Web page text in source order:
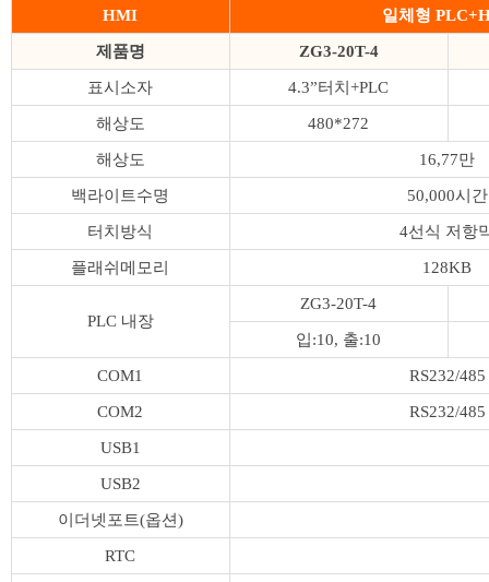
HMI 일체형
제품명 ZG3-20T-4
표시소자 4.3”터치+PLC
해상도 480*272
해상도 16,77만
백라이트수명 50,000시간
터치방식 4선식 저항
플래쉬메모리 128KB
PLC 내장
ZG3-20T-4
입:10, 출:10
COM1 RS232/485
COM2 RS232/485
USB1
USB2
이더넷포트(옵션)
RTC